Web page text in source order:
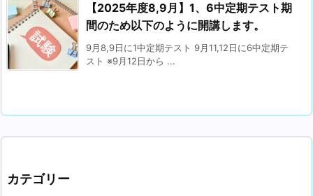
【2025年度8,9月】1、6中定期テスト期
間のため以下のように開講します。
9月8,9日に1中定期テスト 9月11,12日に6中定期テ
スト ※9月12日から ...
カテゴリー